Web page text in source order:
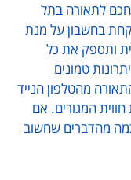
לתאורה בתל
בחשבון על מנת
ותספק את כל
טמונים
מהטלפון הנייד
המגורים. אם
מהדברים שחשוב